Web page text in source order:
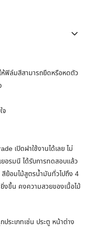
ฟิล์มสีสามารถยืดหรือหดตัว
จ
เปิดฝาใช้งานได้เลย ไม่
อรมนี ได้รับการทดสอบแล้ว
ย้อมไม้สูตรน้ำมันทั่วไปถึง 4
งขึ้น คงความสวยของเนื้อไม้
ประเภทเช่น ประตู หน้าต่าง